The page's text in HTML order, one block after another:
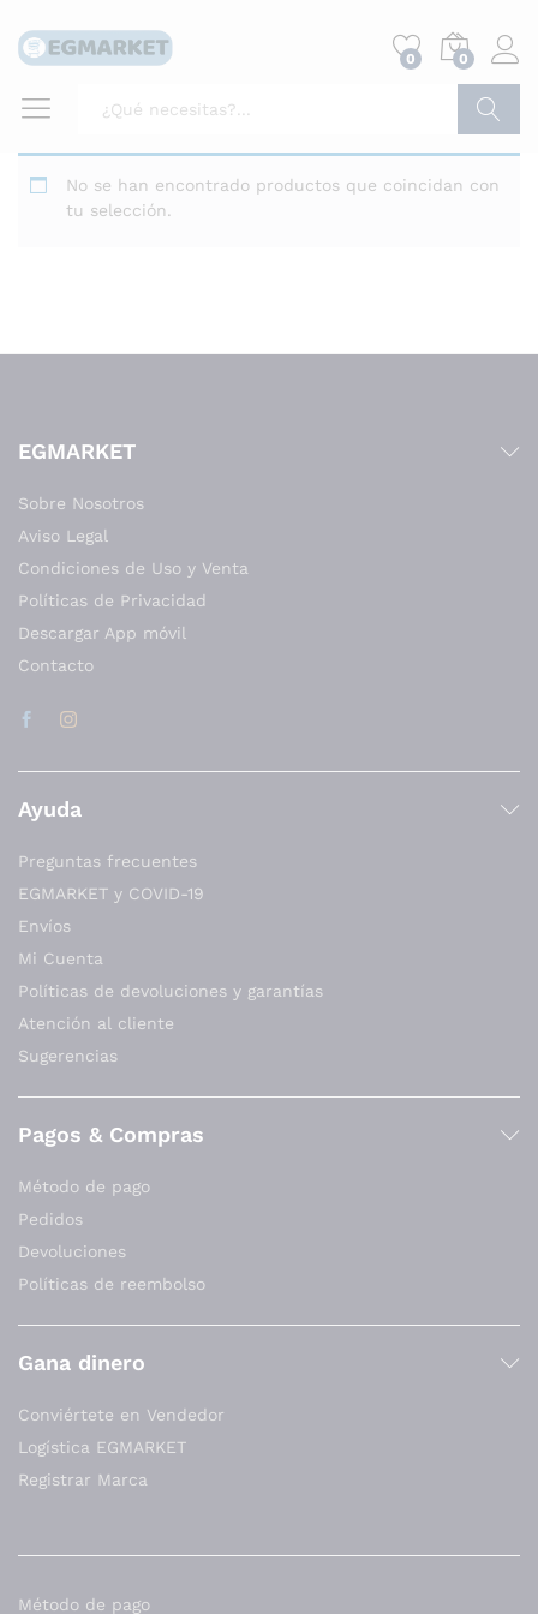
0 0
Buscar
No se han encontrado productos que coincidan con
tu selección.
EGMARKET
Sobre Nosotros
Aviso Legal
Condiciones de Uso y Venta
Políticas de Privacidad
Descargar App móvil
Contacto
Ayuda
Preguntas frecuentes
EGMARKET y COVID-19
Envíos
Mi Cuenta
Políticas de devoluciones y garantías
Atención al cliente
Sugerencias
Pagos & Compras
Método de pago
Pedidos
Devoluciones
Políticas de reembolso
Gana dinero
Conviértete en Vendedor
Logística EGMARKET
Registrar Marca
Método de pago